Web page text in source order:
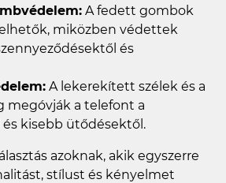
A fedett gombok
miközben védettek
és
A lekerekített szélek és a
megóvják a telefont a
és kisebb ütődésektől.
azoknak, akik egyszerre
stílust és kényelmet